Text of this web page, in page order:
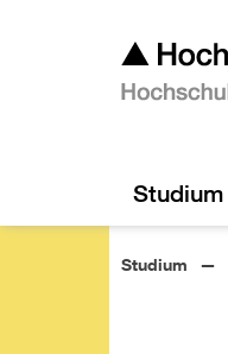
Studium
Studium